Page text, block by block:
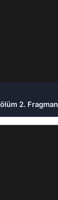
2. Fragman